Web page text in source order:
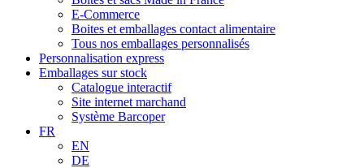
E-Commerce
Boites et emballages contact alimentaire
Tous nos emballages personnalisés
Personnalisation express
Emballages sur stock
Catalogue interactif
Site internet marchand
Système Barcoper
FR
EN
DE